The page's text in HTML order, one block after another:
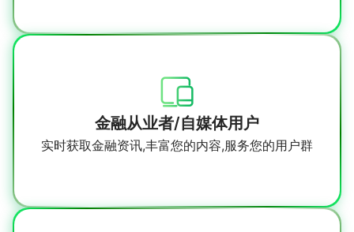
金融从业者/自媒体用户
实时获取金融资讯,丰富您的内容,服务您的用户群